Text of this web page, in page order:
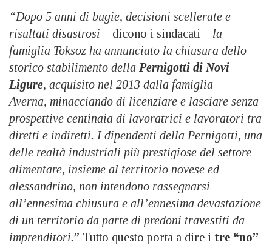
“Dopo 5 anni di bugie, decisioni scellerate e
risultati disastrosi – dicono i sindacati– la
famiglia Toksoz ha annunciato la chiusura dello
storico stabilimento della Pernigotti di Novi
Ligure, acquisito nel 2013 dalla famiglia
Averna, minacciando di licenziare e lasciare senza
prospettive centinaia di lavoratrici e lavoratori tra
diretti e indiretti. I dipendenti della Pernigotti, una
delle realtà industriali più prestigiose del settore
alimentare, insieme al territorio novese ed
alessandrino, non intendono rassegnarsi
all’ennesima chiusura e all’ennesima devastazione
di un territorio da parte di predoni travestiti da
imprenditori.” Tutto questo porta a dire i tre “no”